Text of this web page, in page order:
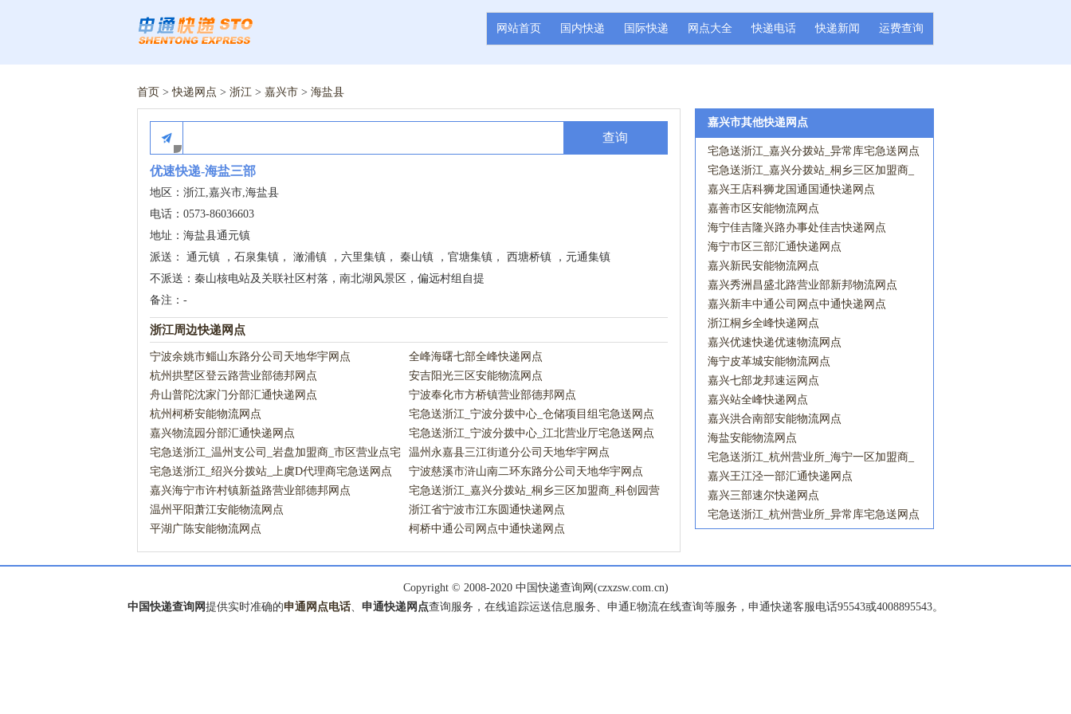
网站首页 国内快递 国际快递 网点大全 快递电话 快递新闻 运费查询
首页 >快递网点 > 浙江 > 嘉兴市 > 海盐县
查询
优速快递-海盐三部
地区：浙江,嘉兴市,海盐县
电话：0573-86036603
地址：海盐县通元镇
派送： 通元镇 ，石泉集镇， 澉浦镇 ，六里集镇， 秦山镇 ，官塘集镇， 西塘桥镇 ，元通集镇
不派送：秦山核电站及关联社区村落，南北湖风景区，偏远村组自提
备注：-
浙江周边快递网点
宁波余姚市鲻山东路分公司天地华宇网点
全峰海曙七部全峰快递网点
杭州拱墅区登云路营业部德邦网点
安吉阳光三区安能物流网点
舟山普陀沈家门分部汇通快递网点
宁波奉化市方桥镇营业部德邦网点
杭州柯桥安能物流网点
宅急送浙江_宁波分拨中心_仓储项目组宅急送网点
嘉兴物流园分部汇通快递网点
宅急送浙江_宁波分拨中心_江北营业厅宅急送网点
宅急送浙江_温州支公司_岩盘加盟商_市区营业点宅
急送网点
温州永嘉县三江街道分公司天地华宇网点
宅急送浙江_绍兴分拨站_上虞D代理商宅急送网点
宁波慈溪市浒山南二环东路分公司天地华宇网点
嘉兴海宁市许村镇新益路营业部德邦网点
宅急送浙江_嘉兴分拨站_桐乡三区加盟商_科创园营
业点宅急送网点
温州平阳萧江安能物流网点
浙江省宁波市江东圆通快递网点
平湖广陈安能物流网点
柯桥中通公司网点中通快递网点
嘉兴市其他快递网点
宅急送浙江_嘉兴分拨站_异常库宅急送网点
宅急送浙江_嘉兴分拨站_桐乡三区加盟商_
环西营业点宅急送网点
嘉兴王店科狮龙国通国通快递网点
嘉善市区安能物流网点
海宁佳吉隆兴路办事处佳吉快递网点
海宁市区三部汇通快递网点
嘉兴新民安能物流网点
嘉兴秀洲昌盛北路营业部新邦物流网点
嘉兴新丰中通公司网点中通快递网点
浙江桐乡全峰快递网点
嘉兴优速快递优速物流网点
海宁皮革城安能物流网点
嘉兴七部龙邦速运网点
嘉兴站全峰快递网点
嘉兴洪合南部安能物流网点
海盐安能物流网点
宅急送浙江_杭州营业所_海宁一区加盟商_
斜桥镇营业点宅急送网点
嘉兴王江泾一部汇通快递网点
嘉兴三部速尔快递网点
宅急送浙江_杭州营业所_异常库宅急送网点
Copyright © 2008-2020 中国快递查询网(czxzsw.com.cn)
中国快递查询网提供实时准确的申通网点电话、 申通快递网点查询服务，在线追踪运送信息服务、申通E物流在线查询等服务，申通快递客服电话95543或4008895543。